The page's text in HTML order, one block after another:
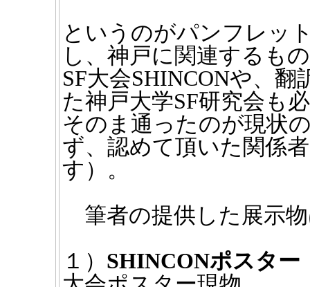
というのがパンフレッ
し、神戸に関連するも
SF大会SHINCONや、
た神戸大学SF研究会も
そのま通ったのが現状
ず、認めて頂いた関係
す）。
筆者の提供した展示
１） SHINCONポスター